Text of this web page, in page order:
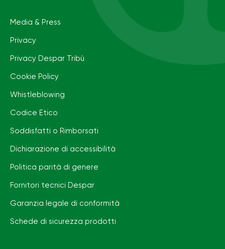
Media & Press
Privacy
Privacy Despar Tribù
Cookie Policy
Whistleblowing
Codice Etico
Soddisfatti o Rimborsati
Dichiarazione di accessibilità
Politica parità di genere
Fornitori tecnici Despar
Garanzia legale di conformità
Schede di sicurezza prodotti